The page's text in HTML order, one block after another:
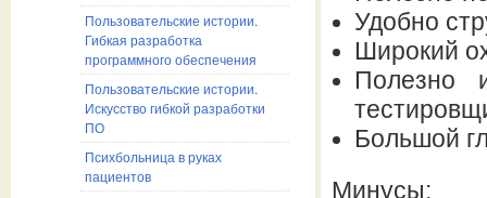
Пользовательские истории.
Гибкая разработка
программного обеспечения
Пользовательские истории.
Искусство гибкой разработки
ПО
Психбольница в руках
пациентов
Удобно
Широкий
Полезно
Большой
Минусы: